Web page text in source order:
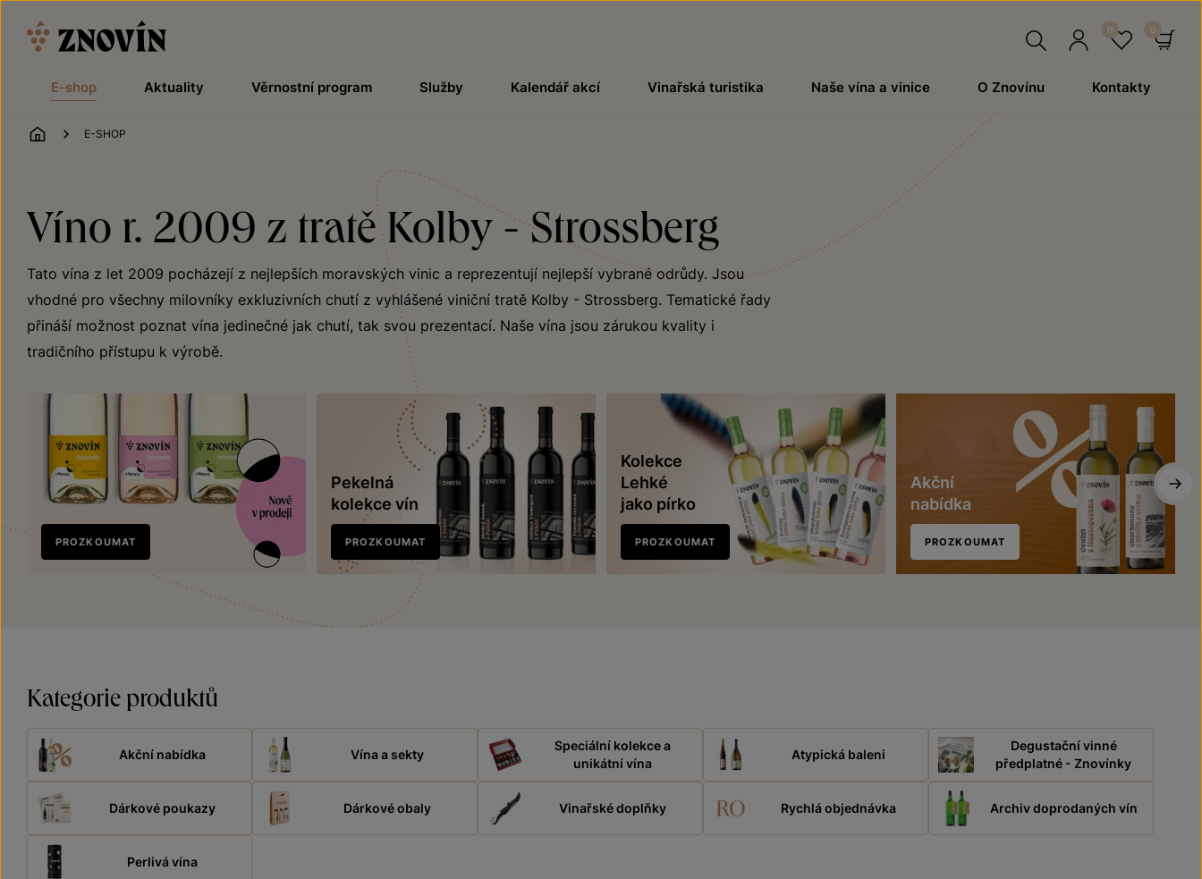
E-shop Aktuality Věrnostní program Služby Kalendář akcí Vinařská turistika Naše vína a vinice O Znovínu Kontakty
ÚVOD
E-SHOP
Víno r. 2009 z tratě Kolby - Strossberg
Tato vína z let 2009 pocházejí z nejlepších moravských vinic a reprezentují nejlepší vybrané odrůdy. Jsou
vhodné pro všechny milovníky exkluzivních chutí z vyhlášené viniční tratě Kolby - Strossberg. Tematické řady
přináší možnost poznat vína jedinečné jak chutí, tak svou prezentací. Naše vína jsou zárukou kvality i
tradičního přístupu k výrobě.
Nově
v prodeji
PROZKOUMAT
Pekelná
kolekce vín
PROZKOUMAT
Kolekce
Lehké
jako pírko
PROZKOUMAT
Akční
nabídka
PROZKOUMAT
Kategorie produktů
Akční nabídka Vína a sekty
Speciální kolekce a
unikátní vína
Atypická baleni
Degustační vinné
předplatné - Znovínky
Dárkové poukazy Dárkové obaly Vinařské doplňky Rychlá objednávka Archiv doprodaných vín
Perlivá vína